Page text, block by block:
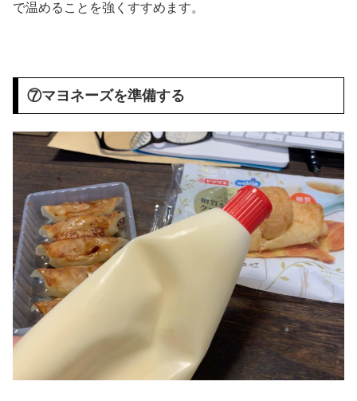
で温めることを強くすすめます。
⑦マヨネーズを準備する